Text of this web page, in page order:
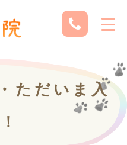
ただいま入